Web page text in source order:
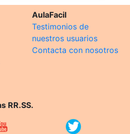
AulaFacil
Testimonios de
nuestros usuarios
Contacta con nosotros
RR.SS.